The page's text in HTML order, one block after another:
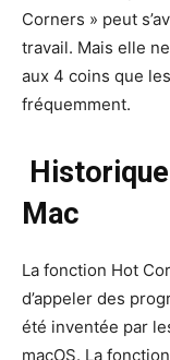
Corners » peut
travail. Mais elle
aux 4 coins que
fréquemment.
Mac
La fonction Hot
d’appeler des
été inventée par
macOS. La